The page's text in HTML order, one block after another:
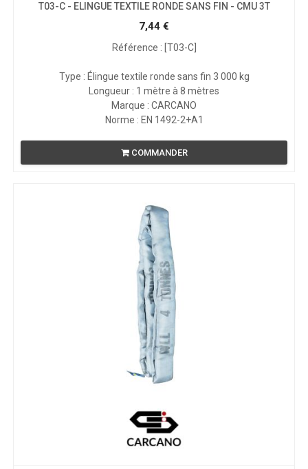
T03-C - ELINGUE TEXTILE RONDE SANS FIN - CMU 3T
7,44 €
Référence : [T03-C]
Type : Élingue textile ronde sans fin 3 000 kg
Longueur : 1 mètre à 8 mètres
Marque : CARCANO
Norme : EN 1492-2+A1
COMMANDER